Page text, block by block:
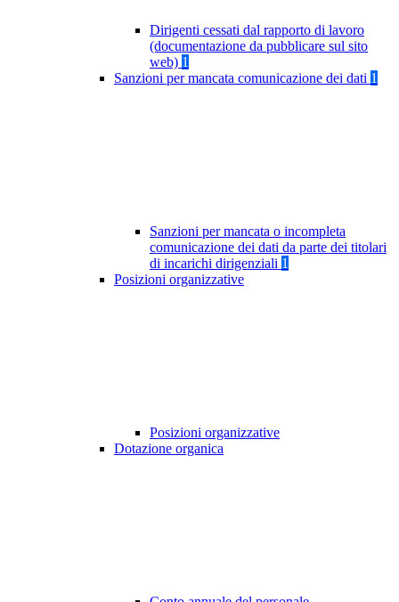
Dirigenti cessati dal rapporto di lavoro
(documentazione da pubblicare sul sito
web) 1
Sanzioni per mancata comunicazione dei dati 1
Sanzioni per mancata o incompleta
comunicazione dei dati da parte dei titolari
di incarichi dirigenziali 1
Posizioni organizzative
Posizioni organizzative
Dotazione organica